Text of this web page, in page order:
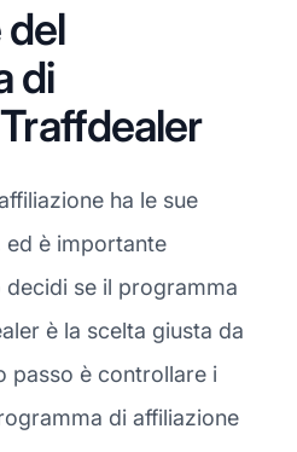
di
ha le sue
ed è importante
se il programma
è la scelta giusta da
passo è controllare i
di affiliazione